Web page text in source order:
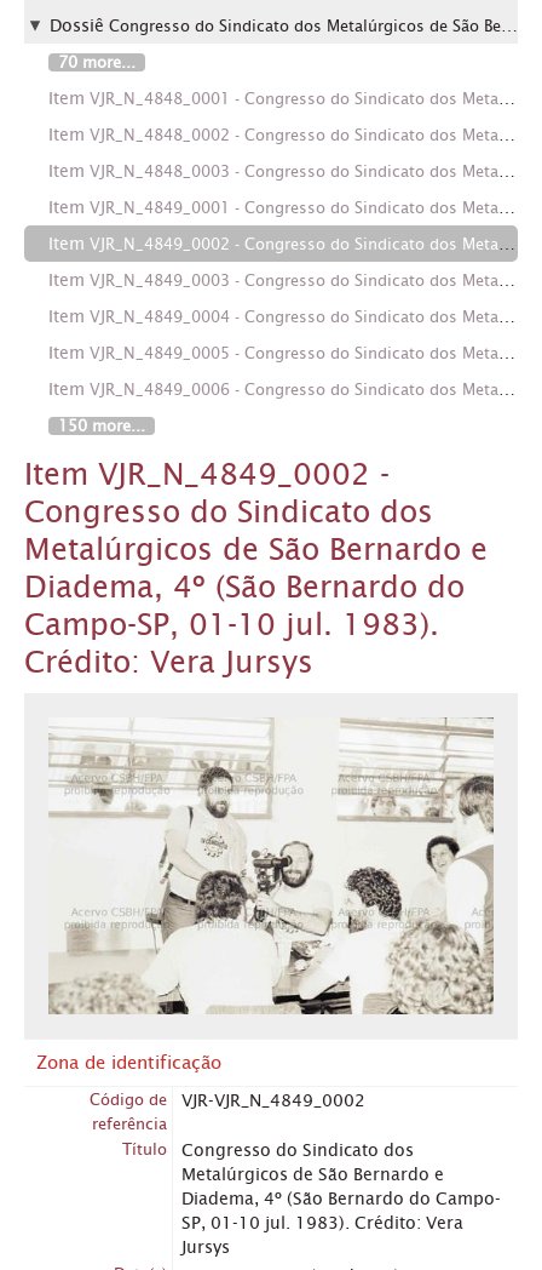
Dossiê Congresso do Sindicato dos Metalúrgicos de São Bernardo e Diadema, 4º (São Bernardo do Campo-SP, 01-10 jul. 1983)
70 more...
Item VJR_N_4848_0001 - Congresso do Sindicato dos Metalúrgicos de São Bernardo e Diadema, 4º (São Bernardo do Campo-SP, 01-10 jul. 1983). Crédito: Vera Jursys
Item VJR_N_4848_0002 - Congresso do Sindicato dos Metalúrgicos de São Bernardo e Diadema, 4º (São Bernardo do Campo-SP, 01-10 jul. 1983). Crédito: Vera Jursys
Item VJR_N_4848_0003 - Congresso do Sindicato dos Metalúrgicos de São Bernardo e Diadema, 4º (São Bernardo do Campo-SP, 01-10 jul. 1983). Crédito: Vera Jursys
Item VJR_N_4849_0001 - Congresso do Sindicato dos Metalúrgicos de São Bernardo e Diadema, 4º (São Bernardo do Campo-SP, 01-10 jul. 1983). Crédito: Vera Jursys
Item VJR_N_4849_0002 - Congresso do Sindicato dos Metalúrgicos de São Bernardo e Diadema, 4º (São Bernardo do Campo-SP, 01-10 jul. 1983). Crédito: Vera Jursys
Item VJR_N_4849_0003 - Congresso do Sindicato dos Metalúrgicos de São Bernardo e Diadema, 4º (São Bernardo do Campo-SP, 01-10 jul. 1983). Crédito: Vera Jursys
Item VJR_N_4849_0004 - Congresso do Sindicato dos Metalúrgicos de São Bernardo e Diadema, 4º (São Bernardo do Campo-SP, 01-10 jul. 1983). Crédito: Vera Jursys
Item VJR_N_4849_0005 - Congresso do Sindicato dos Metalúrgicos de São Bernardo e Diadema, 4º (São Bernardo do Campo-SP, 01-10 jul. 1983). Crédito: Vera Jursys
Item VJR_N_4849_0006 - Congresso do Sindicato dos Metalúrgicos de São Bernardo e Diadema, 4º (São Bernardo do Campo-SP, 01-10 jul. 1983). Crédito: Vera Jursys
150 more...
Item VJR_N_4849_0002 -
Congresso do Sindicato dos
Metalúrgicos de São Bernardo e
Diadema, 4º (São Bernardo do
Campo-SP, 01-10 jul. 1983).
Crédito: Vera Jursys
Zona de identificação
Código de
referência
VJR-VJR_N_4849_0002
Título
Congresso do Sindicato dos
Metalúrgicos de São Bernardo e
Diadema, 4º (São Bernardo do Campo-
SP, 01-10 jul. 1983). Crédito: Vera
Jursys